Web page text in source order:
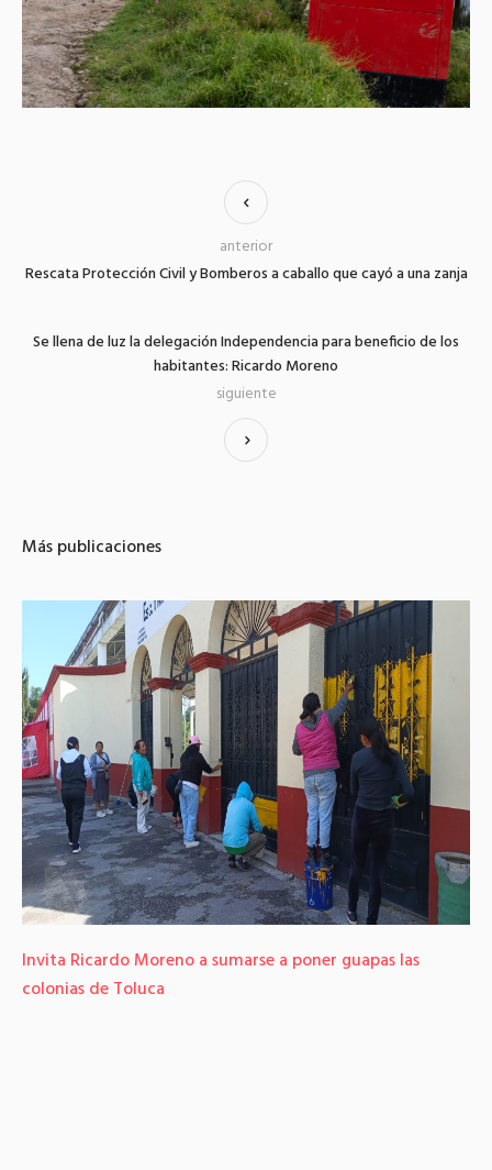
Rescata Protección Civil y Bomberos a caballo que cayó a una zanja
anterior
Se llena de luz la delegación Independencia para beneficio de los
habitantes: Ricardo Moreno
siguiente
Más publicaciones
Invita Ricardo Moreno a sumarse a poner guapas las
colonias de Toluca